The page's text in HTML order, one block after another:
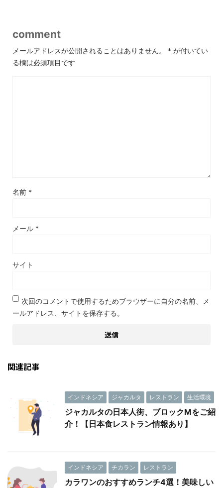
comment
メールアドレスが公開されることはありません。 * が付いてい
る欄は必須項目です
名前 *
メール *
サイト
次回のコメントで使用するためブラウザーに自分の名前、メ
ールアドレス、サイトを保存する。
関連記事
インドネシア ジャカルタ レストラン 生活環境
ジャカルタの日本人街、ブロックMをご紹
介！【日本食レストラン情報あり】
インドネシア チカラン レストラン
カラワンのおすすめランチ4選！美味しい